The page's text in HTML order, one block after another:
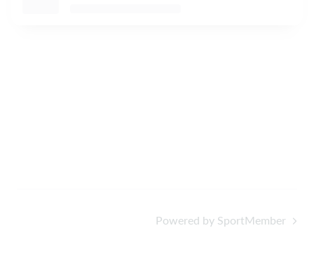
Powered by SportMember